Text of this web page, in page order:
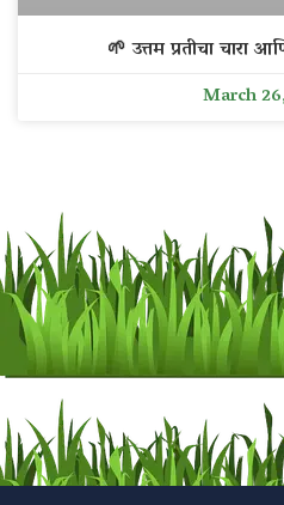
🌱 उत्तम प्रतीचा चारा
March